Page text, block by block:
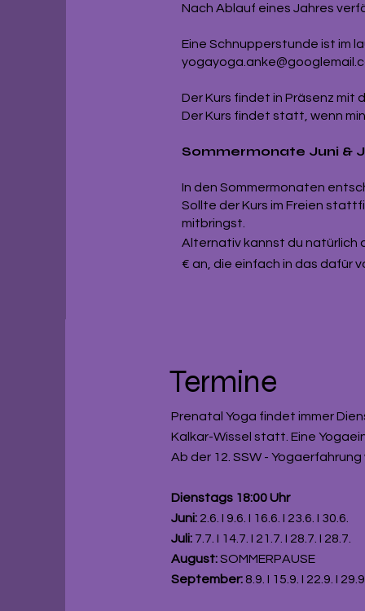
Nach Ablauf eines Jahres
Eine Schnupperstunde ist im
Der Kurs findet in Präsenz mit
Der Kurs findet statt, wenn
Sommermonate Juni &
In den Sommermonaten
Sollte der Kurs im Freien
mitbringst.
Alternativ kannst du natürlich
€ an, die einfach in das dafür
Termine
Prenatal Yoga findet immer
Kalkar-Wissel statt. Eine
Ab der 12. SSW -
Dienstags 18:00 Uhr
Juni: 2.6. I 9.6. I 16.6. I 23.6. I 30.6.
Juli: 7.7. I 14.7. I 21.7. I 28.7. I 28.7.
August:SOMMERPAUSE
September: 8.9. I 15.9. I 22.9. I 29.9.